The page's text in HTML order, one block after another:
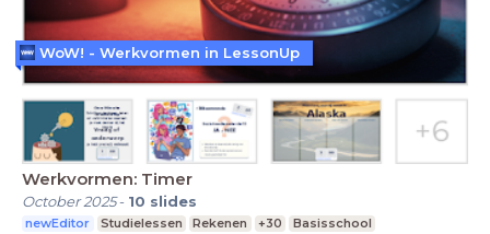
Werkvormen: Timer
October 2025- 10 slides
newEditor Studielessen Rekenen +30
Basisschool
WoW! - Werkvormen in LessonUp